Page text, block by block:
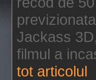
Jackass
filmul a
tot articolul